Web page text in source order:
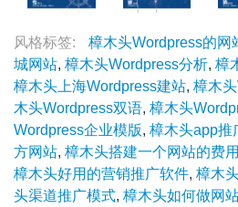
风格标签: 樟木头Wordpress的网
城网站, 樟木头Wordpress分析, 樟
樟木头上海Wordpress建站, 樟木
木头Wordpress双语, 樟木头
Wordpress企业模版, 樟木头app推
方网站, 樟木头搭建一个网站的费用
樟木头好用的营销推广软件, 樟木
头渠道推广模式, 樟木头如何做网